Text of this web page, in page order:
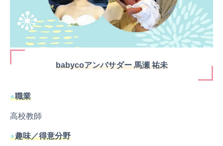
babycoアンバサダー 馬瀬 祐未
●職業
高校教師
●趣味／得意分野